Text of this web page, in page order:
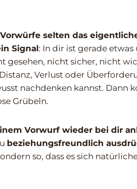
Vorwürfe selten das
Signal: In dir ist gerade
gesehen, nicht sicher, nicht
Verlust oder
nachdenken kannst. Dann
Grübeln.
Vorwurf wieder bei dir
beziehungsfreundlich
so, dass es sich